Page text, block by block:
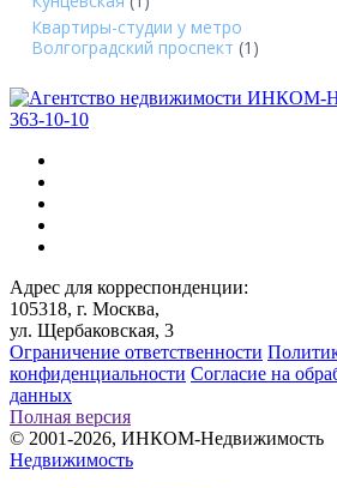
Квартиры-студии у метро
Волгоградский проспект (1)
363-10-10
Адрес для корреспонденции:
105318, г. Москва,
ул. Щербаковская, 3
Ограничение ответственности
конфиденциальности Согласие на
данных
Полная версия
© 2001-2026, ИНКОМ-Недвижимость
Недвижимость